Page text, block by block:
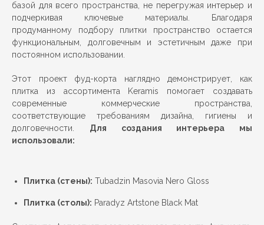
базой для всего пространства, не перегружая интерьер и
подчеркивая ключевые материалы. Благодаря
продуманному подбору плитки пространство остается
функциональным, долговечным и эстетичным даже при
постоянном использовании.
Этот проект фуд-корта наглядно демонстрирует, как
плитка из ассортимента Keramis помогает создавать
современные коммерческие пространства,
соответствующие требованиям дизайна, гигиены и
долговечности. Для создания интерьера мы
использовали:
Плитка (стены): Tubadzin Masovia Nero Gloss
Плитка (столы): Paradyz Artstone Black Mat